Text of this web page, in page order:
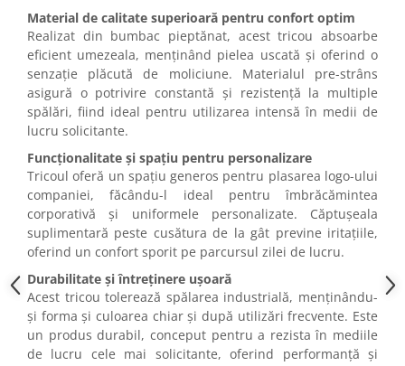
Pantaloni cu pieptar
Hanorace
Jachete
Impermeabile
Veste
Reflectorizante
Incaltaminte
Incaltaminte de lucru si protectie
Incaltaminte de oras si munte
Echipamente medicale
Manusi de protectie
Accesorii pentru protectia capului
Casti de protectie
Antifoane
Ochelari de protectie si viziere
Material de calitate superioară pentru confort optim
Realizat din bumbac pieptănat, acest tricou absoarbe
eficient umezeala, menținând pielea uscată și oferind o
senzație plăcută de moliciune. Materialul pre-strâns
asigură o potrivire constantă și rezistență la multiple
spălări, fiind ideal pentru utilizarea intensă în medii de
lucru solicitante.
Funcționalitate și spațiu pentru personalizare
Tricoul oferă un spațiu generos pentru plasarea logo-ului
companiei, făcându-l ideal pentru îmbrăcămintea
corporativă și uniformele personalizate. Căptușeala
suplimentară peste cusătura de la gât previne iritațiile,
oferind un confort sporit pe parcursul zilei de lucru.
Durabilitate și întreținere ușoară
Acest tricou tolerează spălarea industrială, menținându-
și forma și culoarea chiar și după utilizări frecvente. Este
un produs durabil, conceput pentru a rezista în mediile
de lucru cele mai solicitante, oferind performanță și